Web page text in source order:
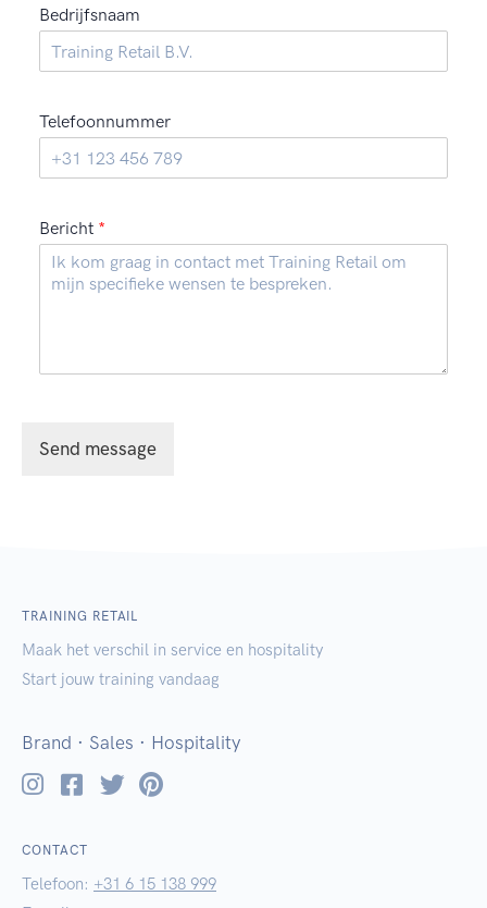
Bedrijfsnaam
Telefoonnummer
Bericht *
Send message
TRAINING RETAIL
Maak het verschil in service en hospitality
Start jouw training vandaag
Brand · Sales · Hospitality
Instagram
Facebok
TwitterPinterest
CONTACT
Telefoon: +31 6 15 138 999